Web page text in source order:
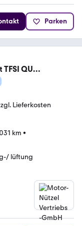
Parken
TFSI QU
Lieferkosten
km •
lüftung